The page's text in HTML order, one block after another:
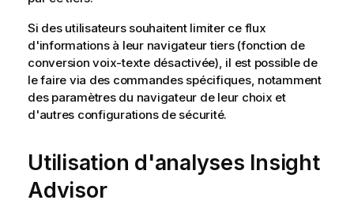
Si des utilisateurs souhaitent limiter ce flux
d'informations à leur navigateur tiers (fonction de
conversion voix-texte désactivée), il est possible de
le faire via des commandes spécifiques, notamment
des paramètres du navigateur de leur choix et
d'autres configurations de sécurité.
Utilisation d'analyses Insight
Advisor